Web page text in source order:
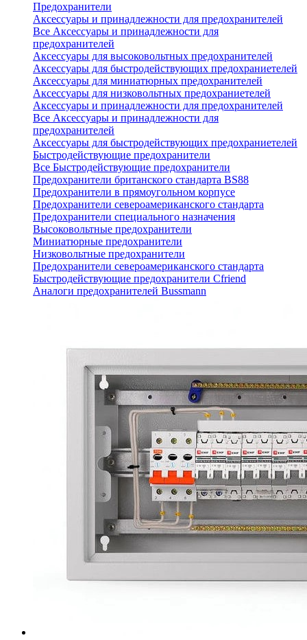
Предохранители
Аксессуары и принадлежности для предохранителей
Все Аксессуары и принадлежности для
предохранителей
Аксессуары для высоковольтных предохранителей
Аксессуары для быстродействующих предохраниетелей
Аксессуары для миниатюрных предохранителей
Аксессуары для низковольтных предохраниетелей
Аксессуары и принадлежности для предохранителей
Все Аксессуары и принадлежности для
предохранителей
Аксессуары для быстродействующих предохраниетелей
Быстродействующие предохранители
Все Быстродействующие предохранители
Предохранители британского стандарта BS88
Предохранители в прямоугольном корпусе
Предохранители североамериканского стандарта
Предохранители специального назначения
Высоковольтные предохранители
Миниатюрные предохранители
Низковольтные предохранители
Предохранители североамериканского стандарта
Быстродействующие предохранители Cfriend
Аналоги предохранителей Bussmann